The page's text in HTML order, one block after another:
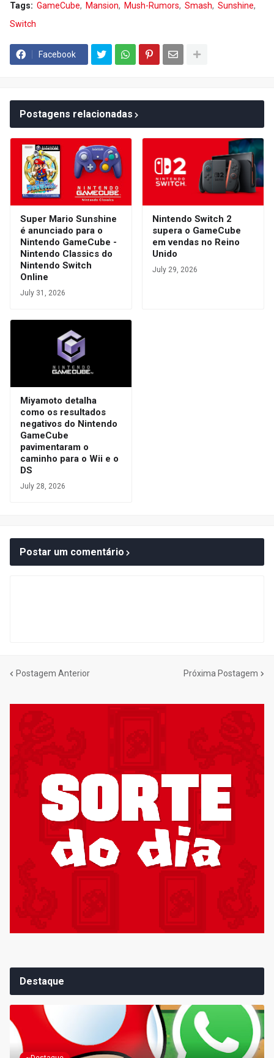
Tags: GameCube Mansion Mush-Rumors Smash
Sunshine
Switch
Facebook
Postagens relacionadas
Super Mario Sunshine
é anunciado para o
Nintendo GameCube -
Nintendo Classics do
Nintendo Switch
Online
July 31, 2026
Nintendo Switch 2
supera o GameCube
em vendas no Reino
Unido
July 29, 2026
Miyamoto detalha
como os resultados
negativos do Nintendo
GameCube
pavimentaram o
caminho para o Wii e o
DS
July 28, 2026
Postar um comentário
Postagem Anterior Próxima Postagem
Destaque